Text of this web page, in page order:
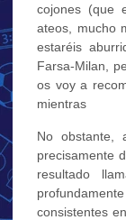
cojones (que
ateos, mucho
estaréis
Farsa-Milan,
os voy a
mientras
No obstante,
precisamente
resultado
consistentes